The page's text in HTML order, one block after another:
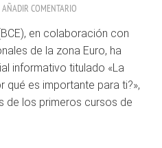
AÑADIR COMENTARIO
en colaboración con
de la zona Euro, ha
informativo titulado «La
qué es importante para ti?»,
de los primeros cursos de